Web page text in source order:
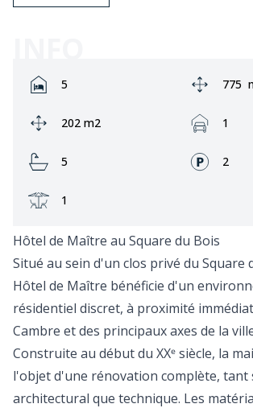
Rooms:
5 Zone:
775
Ground area:
202 m2 1
Bathrooms:
5 2
Terrasse:
1
Hôtel de Maître au Square du Bois
Situé au sein d'un clos privé du Square
Hôtel de Maître bénéficie d'un
résidentiel discret, à proximité
Cambre et des principaux axes de la
Construite au début du XXᵉ siècle, la
l'objet d'une rénovation complète, tant
architectural que technique. Les